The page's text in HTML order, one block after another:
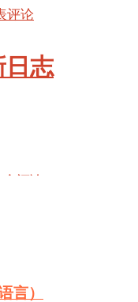
言）
评论
志
2 个评论